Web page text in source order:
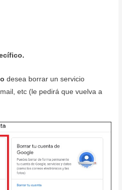
desea borrar un servicio
etc (le pedirá que vuelva a